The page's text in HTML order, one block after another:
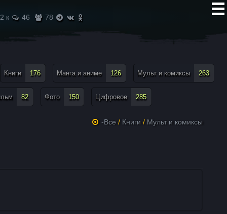
2 к 46 78
Книги 176 Манга и аниме 126 Мульт и комиксы 263
82 Фото 150 Цифровое 285
-Все / Книги / Мульт и комиксы